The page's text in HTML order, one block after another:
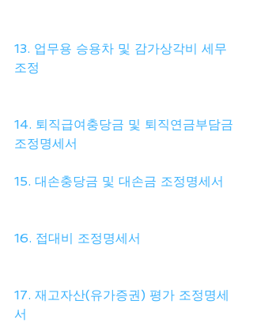
13. 업무용 승용차 및 감가상각비 세무
조정
14. 퇴직급여충당금 및 퇴직연금부담금
조정명세서
15. 대손충당금 및 대손금 조정명세서
16. 접대비 조정명세서
17. 재고자산(유가증권) 평가 조정명세
서